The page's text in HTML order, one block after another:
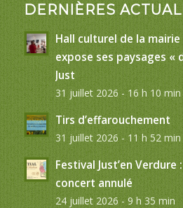
DERNIÈRES
Hall culturel de la
expose ses paysages «
Just
31 juillet 2026 - 16 h 10 min
Tirs d’effarouchement
31 juillet 2026 - 11 h 52 min
Festival Just’en
concert annulé
24 juillet 2026 - 9 h 35 min